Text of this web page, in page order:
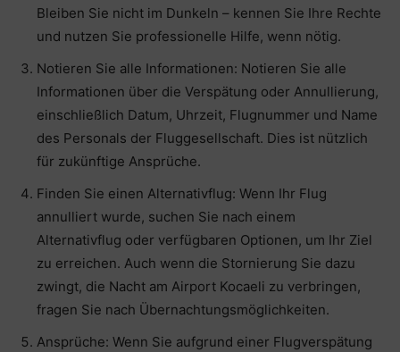
Bleiben Sie nicht im Dunkeln – kennen Sie Ihre Rechte
und nutzen Sie professionelle Hilfe, wenn nötig.
Notieren Sie alle Informationen: Notieren Sie alle
Informationen über die Verspätung oder Annullierung,
einschließlich Datum, Uhrzeit, Flugnummer und Name
des Personals der Fluggesellschaft. Dies ist nützlich
für zukünftige Ansprüche.
Finden Sie einen Alternativflug: Wenn Ihr Flug
annulliert wurde, suchen Sie nach einem
Alternativflug oder verfügbaren Optionen, um Ihr Ziel
zu erreichen. Auch wenn die Stornierung Sie dazu
zwingt, die Nacht am Airport Kocaeli zu verbringen,
fragen Sie nach Übernachtungsmöglichkeiten.
Ansprüche: Wenn Sie aufgrund einer Flugverspätung